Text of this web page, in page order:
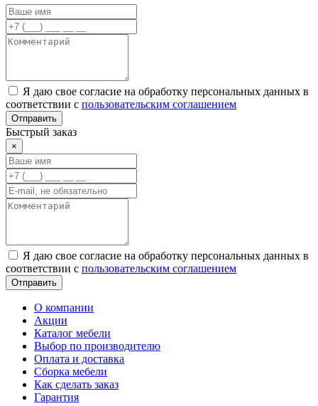
Я даю свое согласие на обработку персональных данных в
соответствии с пользовательским соглашением
Отправить
Быстрый заказ
×
Я даю свое согласие на обработку персональных данных в
соответствии с пользовательским соглашением
Отправить
О компании
Акции
Каталог мебели
Выбор по производителю
Оплата и доставка
Сборка мебели
Как сделать заказ
Гарантия